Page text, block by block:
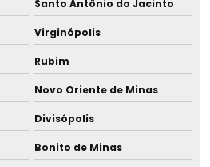
Santo Antônio do Jacinto
Virginópolis
Rubim
Novo Oriente de Minas
Divisópolis
Bonito de Minas